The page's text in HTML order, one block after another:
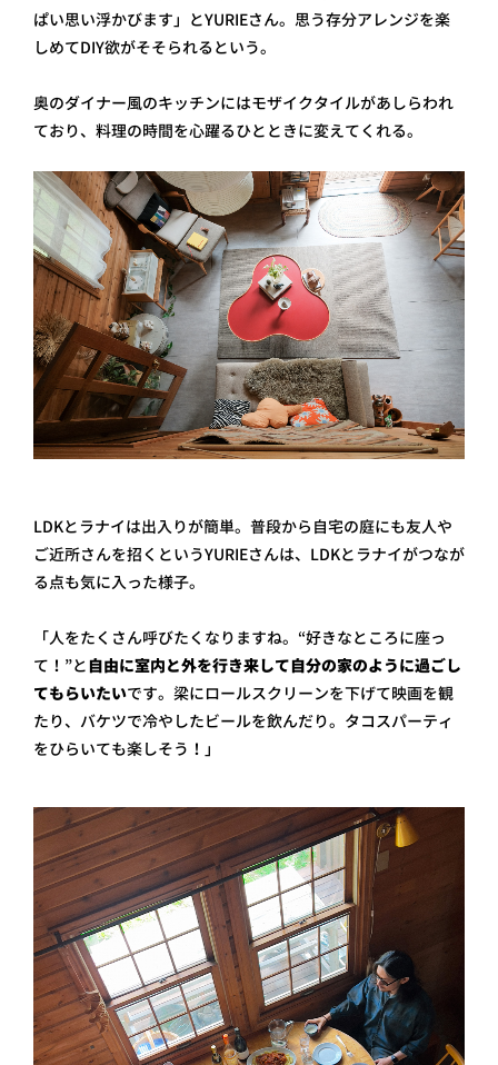
ぱい思い浮かびます」とYURIEさん。思う存分アレンジを楽
しめてDIY欲がそそられるという。
奥のダイナー風のキッチンにはモザイクタイルがあしらわれ
ており、料理の時間を心躍るひとときに変えてくれる。
LDKとラナイは出入りが簡単。普段から自宅の庭にも友人や
ご近所さんを招くというYURIEさんは、LDKとラナイがつなが
る点も気に入った様子。
「人をたくさん呼びたくなりますね。“好きなところに座っ
て！”と自由に室内と外を行き来して自分の家のように過ごし
てもらいたいです。梁にロールスクリーンを下げて映画を観
たり、バケツで冷やしたビールを飲んだり。タコスパーティ
をひらいても楽しそう！」